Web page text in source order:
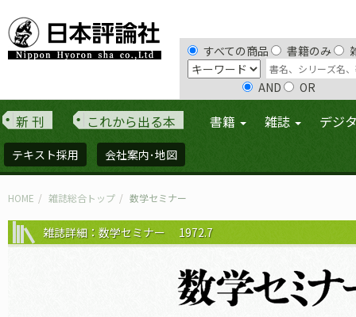
すべての商品 書籍のみ
AND OR
新 刊 これから出る本 書籍 雑誌 デジ
テキスト採用 会社案内･地図
HOME 雑誌総合トップ 数学セミナー
雑誌詳細：数学セミナー 1972.7